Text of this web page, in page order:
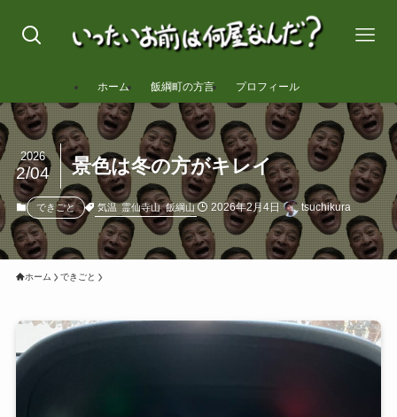
ホーム 飯綱町の方言 プロフィール
景色は冬の方がキレイ
2026
2/04
できごと 気温 霊仙寺山 飯綱山 2026年2月4日 tsuchikura
ホーム できごと